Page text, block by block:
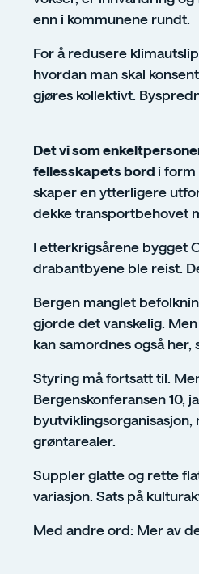
enn i kommunene rundt.
For å redusere
hvordan man skal
gjøres kollektivt.
Det vi som
fellesskapets bord i form
skaper en ytterligere
dekke transportbehovet
I etterkrigsårene bygget
drabantbyene ble reist.
Bergen manglet
gjorde det vanskelig.
kan samordnes også
Styring må fortsatt til.
Bergenskonferansen 10,
grøntarealer.
Suppler glatte og rette
variasjon. Sats på
Med andre ord: Mer av